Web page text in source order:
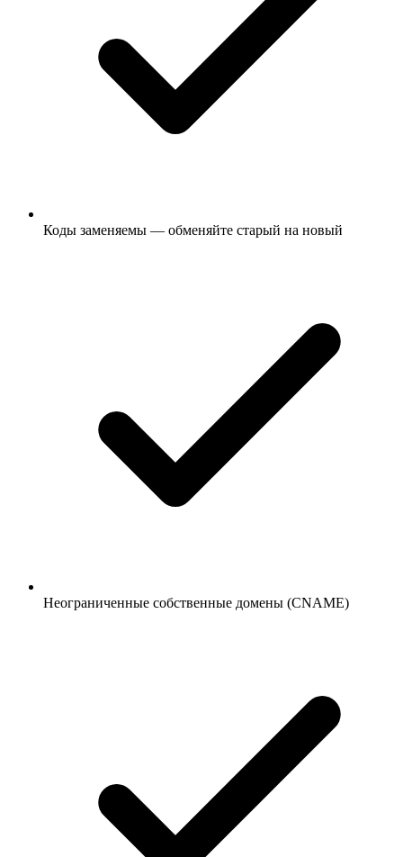
Коды заменяемы — обменяйте старый на новый
Неограниченные собственные домены (CNAME)